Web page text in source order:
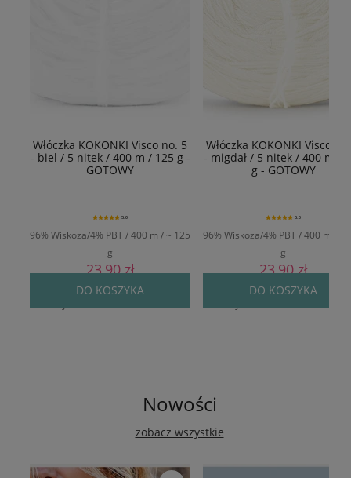
Włóczka KOKONKI Visco no. 5
- biel / 5 nitek / 400 m / 125 g -
GOTOWY
96% Wiskoza/4% PBT / 400 m / ~ 125
g
5.0
23,90 zł
Cena regularna:29,90 zł
DO KOSZYKA
Włóczka KOKONKI Visco
- migdał / 5 nitek / 400 m /
g - GOTOWY
96% Wiskoza/4% PBT / 400 m / ~
g
5.0
23,90 zł
Cena regularna:29,90 zł
DO KOSZYKA
Nowości
zobacz wszystkie